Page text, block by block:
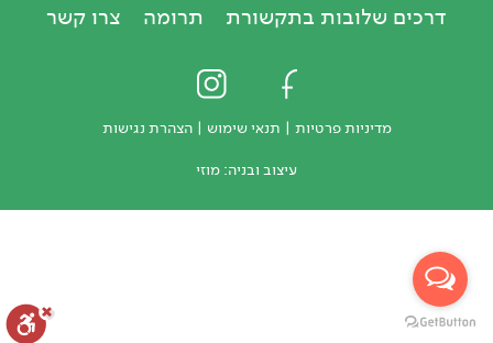
דרכים שלובות בתקשורת
תרומה צרו קשר
מדיניות פרטיות | תנאי שימוש |הצהרת נגישות
עיצוב ובניה: מוזי